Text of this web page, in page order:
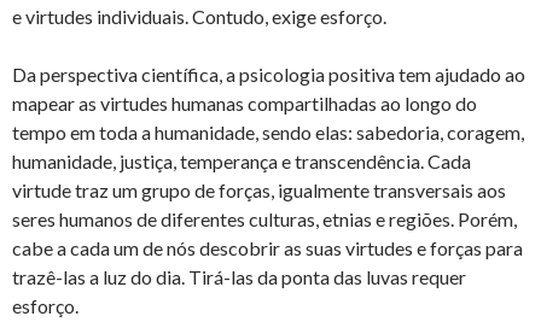
e virtudes individuais. Contudo, exige esforço.
Da perspectiva científica, a psicologia positiva tem ajudado ao
mapear as virtudes humanas compartilhadas ao longo do
tempo em toda a humanidade, sendo elas: sabedoria, coragem,
humanidade, justiça, temperança e transcendência. Cada
virtude traz um grupo de forças, igualmente transversais aos
seres humanos de diferentes culturas, etnias e regiões. Porém,
cabe a cada um de nós descobrir as suas virtudes e forças para
trazê-las a luz do dia. Tirá-las da ponta das luvas requer
esforço.